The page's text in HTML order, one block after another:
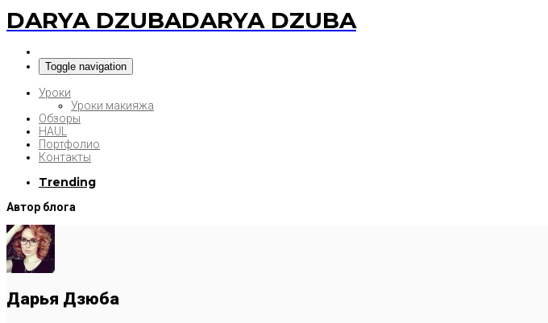
DARYA DZUBADARYA DZUBA
Toggle navigation
Уроки
Уроки макияжа
Обзоры
HAUL
Портфолио
Контакты
Trending
Автор блога
Дарья Дзюба